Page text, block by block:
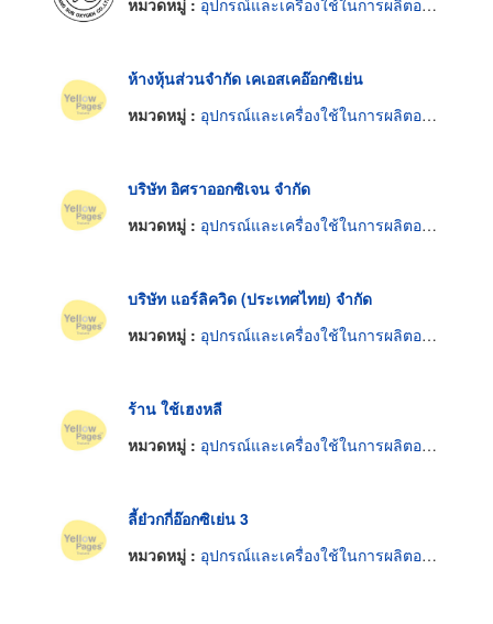
หมวดหมู่ : อุปกรณ์และเครื่องใช้ในการผลิตออกซิเจน
ห้างหุ้นส่วนจำกัด เคเอสเคอ๊อกซิเย่น
หมวดหมู่ : อุปกรณ์และเครื่องใช้ในการผลิตออกซิเจน
บริษัท อิศราออกซิเจน จำกัด
หมวดหมู่ : อุปกรณ์และเครื่องใช้ในการผลิตออกซิเจน
บริษัท แอร์ลิควิด (ประเทศไทย) จำกัด
หมวดหมู่ : อุปกรณ์และเครื่องใช้ในการผลิตออกซิเจน
ร้าน ใช้เฮงหลี
หมวดหมู่ : อุปกรณ์และเครื่องใช้ในการผลิตออกซิเจน
ลี้ย๋วกกี่อ๊อกซิเย่น 3
หมวดหมู่ : อุปกรณ์และเครื่องใช้ในการผลิตออกซิเจน